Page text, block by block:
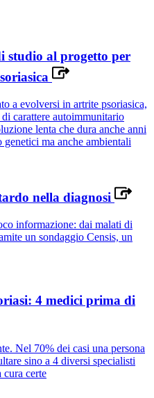
studio al progetto per
a evolversi in artrite psoriasica,
carattere autoimmunitario
lenta che dura anche anni
ma anche ambientali
nella diagnosi
informazione: dai malati di
un sondaggio Censis, un
4 medici prima di
Nel 70% dei casi una persona
sino a 4 diversi specialisti
cura certe